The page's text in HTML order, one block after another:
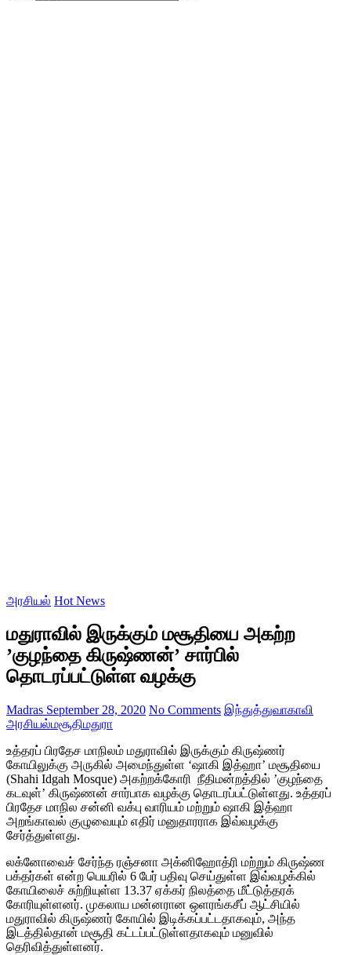
அரசியல் Hot News
மதுராவில் இருக்கும் மசூதியை அகற்ற
’குழந்தை கிருஷ்ணன்’ சார்பில்
தொடரப்பட்டுள்ள வழக்கு
Madras September 28, 2020 No Comments இந்துத்துவாகாவி
அரசியல்மசூதிமதுரா
உத்தரப் பிரதேச மாநிலம் மதுராவில் இருக்கும் கிருஷ்ணர்
கோயிலுக்கு அருகில் அமைந்துள்ள ‘ஷாகி இத்ஹா’ மசூதியை
(Shahi Idgah Mosque) அகற்றக்கோரி நீதிமன்றத்தில் ’குழந்தை
கடவுள்’ கிருஷ்ணன் சார்பாக வழக்கு தொடரப்பட்டுள்ளது. உத்தரப்
பிரதேச மாநில சன்னி வக்பு வாரியம் மற்றும் ஷாகி இத்ஹா
அறங்காவல் குழுவையும் எதிர் மனுதாரராக இவ்வழக்கு
சேர்த்துள்ளது.
லக்னோவைச் சேர்ந்த ரஞ்சனா அக்னிஹோத்ரி மற்றும் கிருஷ்ண
பக்தர்கள் என்ற பெயரில் 6 பேர் பதிவு செய்துள்ள இவ்வழக்கில்
கோயிலைச் சுற்றியுள்ள 13.37 ஏக்கர் நிலத்தை மீட்டுத்தரக்
கோரியுள்ளனர். முகலாய மன்னரான ஒளரங்கசீப் ஆட்சியில்
மதுராவில் கிருஷ்ணர் கோயில் இடிக்கப்பட்டதாகவும், அந்த
இடத்தில்தான் மசூதி கட்டப்பட்டுள்ளதாகவும் மனுவில்
தெரிவித்துள்ளனர்.